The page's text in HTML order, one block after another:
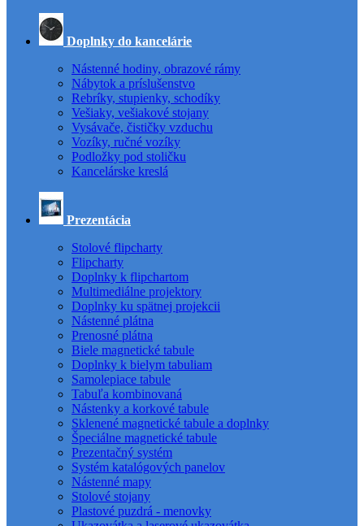
Doplnky do kancelárie
Nástenné hodiny, obrazové rámy
Nábytok a príslušenstvo
Rebríky, stupienky, schodíky
Vešiaky, vešiakové stojany
Vysávače, čističky vzduchu
Vozíky, ručné vozíky
Podložky pod stoličku
Kancelárske kreslá
Prezentácia
Stolové flipcharty
Flipcharty
Doplnky k flipchartom
Multimediálne projektory
Doplnky ku spätnej projekcii
Nástenné plátna
Prenosné plátna
Biele magnetické tabule
Doplnky k bielym tabuliam
Samolepiace tabule
Tabuľa kombinovaná
Nástenky a korkové tabule
Sklenené magnetické tabule a doplnky
Špeciálne magnetické tabule
Prezentačný systém
Systém katalógových panelov
Nástenné mapy
Stolové stojany
Plastové puzdrá - menovky